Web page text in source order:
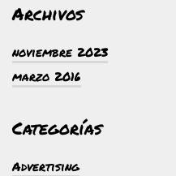
Archivos
noviembre 2023
marzo 2016
Categorías
Advertising